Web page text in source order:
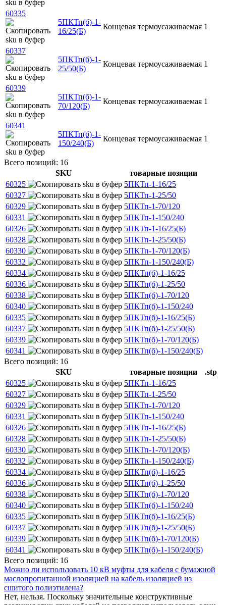
60335
5ПКТп(б)-1-
16/25(Б)
Концевая термоусаживаемая 1
60337
5ПКТп(б)-1-
25/50(Б)
Концевая термоусаживаемая 1
60339
5ПКТп(б)-1-
70/120(Б)
Концевая термоусаживаемая 1
60341
5ПКТп(б)-1-
150/240(Б)
Концевая термоусаживаемая 1
Всего позиций: 16
SKU
товарные позиции
60325
5ПКТп-1-16/25
60327
5ПКТп-1-25/50
60329
5ПКТп-1-70/120
60331
5ПКТп-1-150/240
60326
5ПКТп-1-16/25(Б)
60328
5ПКТп-1-25/50(Б)
60330
5ПКТп-1-70/120(Б)
60332
5ПКТп-1-150/240(Б)
60334
5ПКТп(б)-1-16/25
60336
5ПКТп(б)-1-25/50
60338
5ПКТп(б)-1-70/120
60340
5ПКТп(б)-1-150/240
60335
5ПКТп(б)-1-16/25(Б)
60337
5ПКТп(б)-1-25/50(Б)
60339
5ПКТп(б)-1-70/120(Б)
60341
5ПКТп(б)-1-150/240(Б)
Всего позиций: 16
SKU
товарные позиции
.stp
60325
5ПКТп-1-16/25
60327
5ПКТп-1-25/50
60329
5ПКТп-1-70/120
60331
5ПКТп-1-150/240
60326
5ПКТп-1-16/25(Б)
60328
5ПКТп-1-25/50(Б)
60330
5ПКТп-1-70/120(Б)
60332
5ПКТп-1-150/240(Б)
60334
5ПКТп(б)-1-16/25
60336
5ПКТп(б)-1-25/50
60338
5ПКТп(б)-1-70/120
60340
5ПКТп(б)-1-150/240
60335
5ПКТп(б)-1-16/25(Б)
60337
5ПКТп(б)-1-25/50(Б)
60339
5ПКТп(б)-1-70/120(Б)
60341
5ПКТп(б)-1-150/240(Б)
Всего позиций: 16
Можно ли использовать 10 кВ муфты для кабеля с бумажной
маслопропитанной изоляцией на кабель изоляцией из
сшитого полиэтилена?
Нет, нельзя. Поскольку значительные конструктивные